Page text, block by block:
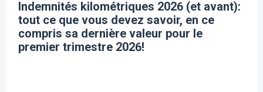
Indemnités kilométriques 2026 (et avant):
tout ce que vous devez savoir, en ce
compris sa dernière valeur pour le
premier trimestre 2026!